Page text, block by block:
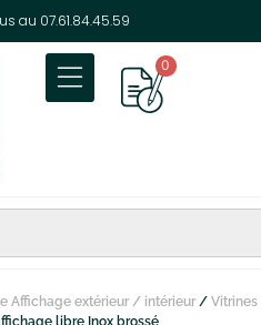
au 07.61.84.45.59
0
Affichage extérieur / intérieur/ Vitrines
libre Inox brossé